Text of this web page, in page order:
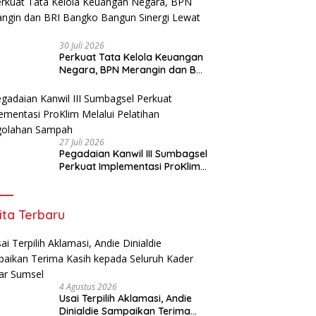
30 Juli 2026
Perkuat Tata Kelola Keuangan
Negara, BPN Merangin dan BRI
KKP
27 Juli 2026
Pegadaian Kanwil III Sumbagsel
Perkuat Implementasi ProKlim
Terbaru
4 Agustus 2026
Usai Terpilih Aklamasi, Andie
Dinialdie Sampaikan Terima